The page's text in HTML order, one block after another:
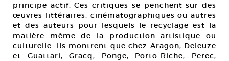
principe actif. Ces critiques se penchent sur des
œuvres littéraires, cinématographiques ou autres
et des auteurs pour lesquels le recyclage est la
matière même de la production artistique ou
culturelle. Ils montrent que chez Aragon, Deleuze
et Guattari, Gracq, Ponge, Porto-Riche, Perec,